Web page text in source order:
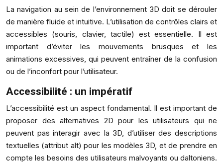
La navigation au sein de l’environnement 3D doit se dérouler
de manière fluide et intuitive. L’utilisation de contrôles clairs et
accessibles (souris, clavier, tactile) est essentielle. Il est
important d’éviter les mouvements brusques et les
animations excessives, qui peuvent entraîner de la confusion
ou de l’inconfort pour l’utilisateur.
Accessibilité : un impératif
L’accessibilité est un aspect fondamental. Il est important de
proposer des alternatives 2D pour les utilisateurs qui ne
peuvent pas interagir avec la 3D, d’utiliser des descriptions
textuelles (attribut alt) pour les modèles 3D, et de prendre en
compte les besoins des utilisateurs malvoyants ou daltoniens.